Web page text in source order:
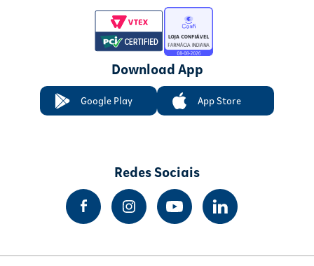
Download App
Google Play App Store
Redes Sociais